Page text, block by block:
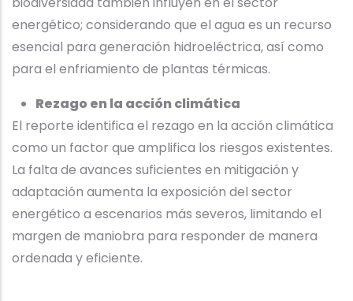
energético; considerando que el agua es un recurso
esencial para generación hidroeléctrica, así como
para el enfriamiento de plantas térmicas.
Rezago en la acción climática
El reporte identifica el rezago en la acción climática
como un factor que amplifica los riesgos existentes.
La falta de avances suficientes en mitigación y
adaptación aumenta la exposición del sector
energético a escenarios más severos, limitando el
margen de maniobra para responder de manera
ordenada y eficiente.